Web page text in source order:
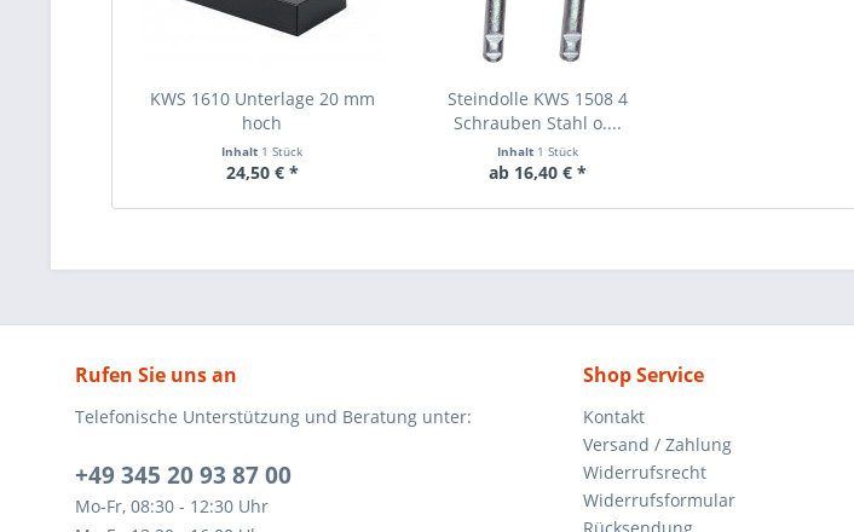
KWS 1610 Unterlage 20 mm
hoch
Inhalt 1 Stück
24,50 € *
Steindolle KWS 1508 4
Schrauben Stahl o....
Inhalt 1 Stück
ab 16,40 € *
Rufen Sie uns an
Telefonische Unterstützung und Beratung unter:
+49 345 20 93 87 00
Mo-Fr, 08:30 - 12:30 Uhr
Shop Service
Kontakt
Versand / Zahlung
Widerrufsrecht
Widerrufsformular